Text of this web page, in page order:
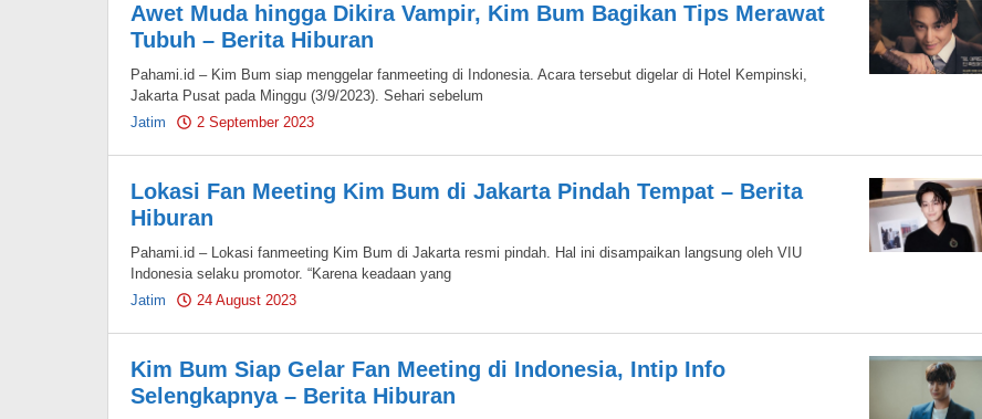
Awet Muda hingga Dikira Vampir, Kim Bum Bagikan Tips Merawat
Tubuh – Berita Hiburan
Pahami.id – Kim Bum siap menggelar fanmeeting di Indonesia. Acara tersebut digelar di Hotel Kempinski,
Jakarta Pusat pada Minggu (3/9/2023). Sehari sebelum
Jatim
2 September 2023
Lokasi Fan Meeting Kim Bum di Jakarta Pindah Tempat – Berita
Hiburan
Pahami.id – Lokasi fanmeeting Kim Bum di Jakarta resmi pindah. Hal ini disampaikan langsung oleh VIU
Indonesia selaku promotor. “Karena keadaan yang
Jatim
24 August 2023
Kim Bum Siap Gelar Fan Meeting di Indonesia, Intip Info
Selengkapnya – Berita Hiburan